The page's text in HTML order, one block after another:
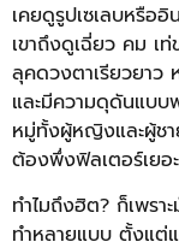
เคยดูรูปเซเลบหรือ
เขาถึงดูเฉี่ยว คม เ
ลุคดวงตาเรียวยาว
และมีความดุดันแบบ
หมู่ทั้งผู้หญิงและผู้ชา
ต้องพึ่งฟิลเตอร์เยอะ
ทำไมถึงฮิต? ก็เพร
ทำหลายแบบ ตั้งแต่